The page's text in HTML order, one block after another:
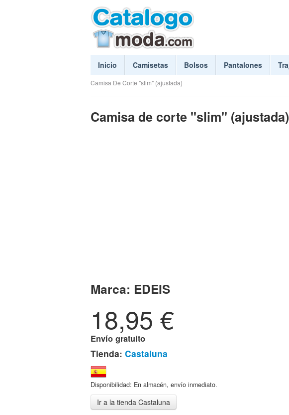
Inicio Camisetas Bolsos Pantalones
Camisa De Corte "slim" (ajustada)
Camisa de corte "slim" (ajustada)
Marca: EDEIS
18,95 €
Envío gratuito
Tienda: Castaluna
Disponibilidad: En almacén, envío inmediato.
Ir a la tienda Castaluna